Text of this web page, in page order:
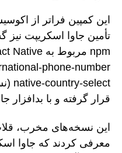
این کمپین فراتر از
تأمین جاوا اسکریپت
قرار گرفته و با
این نسخه‌های مخرب،
معرفی کردند که جاوا